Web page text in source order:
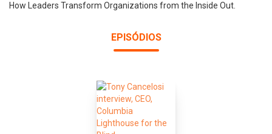
How Leaders Transform Organizations from the Inside Out.
EPISÓDIOS